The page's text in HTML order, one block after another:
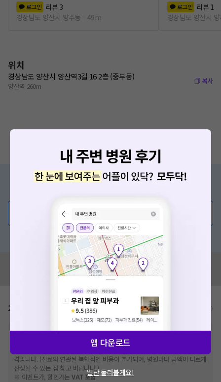
로그인 리뷰 3
경상남도 양산시 양주동
49m
로그인 리뷰 1
경상남도 양산시
위치
경상남도 양산시 양산역3길 16 2층 (중부동)
양산역 260m
복사
증상/치료, 궁금한 점이 있나요?
💬 무엇이든 물어보세요
혹은, 의료상담 서비스에 다양한 게시글 보러가기
혹시 잘못된 병원정보가 있나요?
모두닥 팀에 알려주세요!
가격표 비급여/급여 진료란?
※비급여 항목의 경우,추가비용 등으로 실제 가격과 상이할 수 있으니, 정확
한 가격은 해당 의료기관에 직접 문의해주세요.
건강보험심사평가원
격입니다. (진료와 연관된 복합적인 비용이 추가되어, 병원마다 금액이 다르게
산정될 수 있는 점 참고 바랍니다.)
※ 이벤트가, 할인가는VAT 포함
앱 다운로드
일단 둘러볼게요!